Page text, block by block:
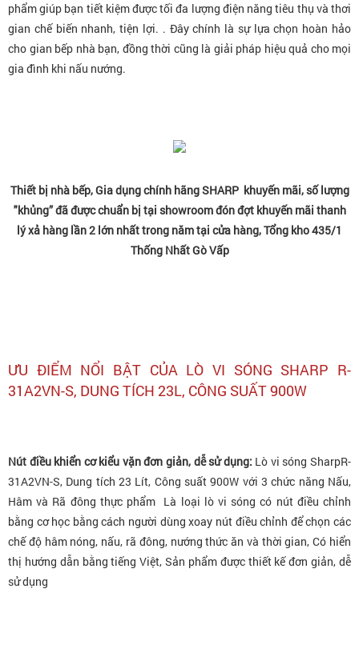
phẩm giúp bạn tiết kiệm được tối đa lượng điện năng tiêu thụ và thơi
gian chế biến nhanh, tiện lợi. . Đây chính là sự lựa chọn hoàn hảo
cho gian bếp nhà bạn, đồng thời cũng là giải pháp hiệu quả cho mọi
gia đình khi nấu nướng.
Thiết bị nhà bếp, Gia dụng chính hãng SHARP khuyến mãi, số lượng
"khủng” đã được chuẩn bị tại showroom đón đợt khuyến mãi thanh
lý xả hàng lần 2 lớn nhất trong năm tại cửa hàng, Tổng kho 435/1
Thống Nhất Gò Vấp
ƯU ĐIỂM NỔI BẬT CỦA LÒ VI SÓNG SHARP R-
31A2VN-S, DUNG TÍCH 23L, CÔNG SUẤT 900W
Nút điều khiển cơ kiểu vặn đơn giản, dễ sử dụng: Lò vi sóng SharpR-
31A2VN-S, Dung tích 23 Lít, Công suất 900W với 3 chức năng Nấu,
Hâm và Rã đông thực phẩm Là loại lò vi sóng có nút điều chỉnh
bằng cơ học bằng cách người dùng xoay nút điều chỉnh để chọn các
chế độ hâm nóng, nấu, rã đông, nướng thức ăn và thời gian, Có hiển
thị hướng dẫn bằng tiếng Việt, Sản phẩm được thiết kế đơn giản, dễ
sử dụng